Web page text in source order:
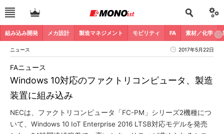
組み込み開発 メカ設計 製造マネジメント モビリティ FA 素材／化学
ニュース 2017年5月22日
Windows 10対応のファクトリコンピュータ、製造
装置に組み込み
FAニュース
NECは、ファクトリコンピュータ「FC-PM」シリーズ2機種につ
いて、Windows 10 IoT Enterprise 2016 LTSB対応モデルを発売